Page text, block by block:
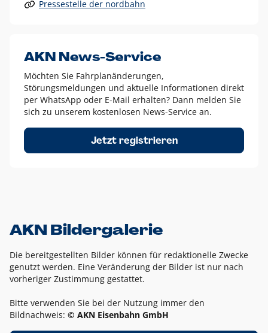
Alle anderen Logo-Varianten dürfen nur in Ausnahmefällen
Diese Ausnahmen sind zum Beispiel:
dem AKN Blau,
weißes Logo auf Fotohintergründen,
schwarzes Logo für reine Schwarz-Weiß-Umsetzungen
Um das Logo herum muss ein Schutzraum von jeweils einer
Höhe bzw. Breite des N aus AKN in alle Richtungen
Pressestelle der nordbahn
AKN News-Service
Möchten Sie Fahrplanänderungen,
Störungsmeldungen und aktuelle Informationen direkt
per WhatsApp oder E-Mail erhalten? Dann melden Sie
sich zu unserem kostenlosen News-Service an.
Jetzt registrieren
AKN Bildergalerie
Die bereitgestellten Bilder können für redaktionelle Zwecke
genutzt werden. Eine Veränderung der Bilder ist nur nach
vorheriger Zustimmung gestattet.
Bitte verwenden Sie bei der Nutzung immer den
Bildnachweis: © AKN Eisenbahn GmbH